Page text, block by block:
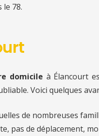
78.
domicile à Élancourt
Voici quelques
de nombreuses
pas de déplacement,